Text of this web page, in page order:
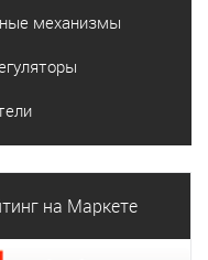
механизмы
на Маркете